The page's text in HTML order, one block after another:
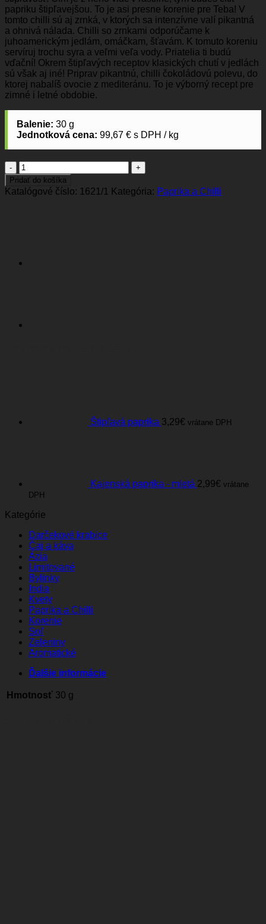
papriku štipľavejšou. To je asi presne korenie pre Teba! V
tomto chilli sú aj zrnká, v ktorých sa intenzívne valí pikantná
a ohnivá nálada. Chilli so zrnkami odporúčame k
juhoamerickým jedlám, omáčkam, šťavám. K tomuto koreniu
servíruj trochu syra a veľmi veľa vody. Priatelia ti budú
vďační! Okrem štipľavých receptov klasických chutí v jedlách
sú však aj iné! Priprav pikantnú, chilli čokoládovú polevu, do
ktorej nabalíš ovocie z mediteránu. To je výborný recept pre
zimné i letné obdobie.
Balenie: 30 g
Jednotková cena: 99,67 € s DPH / kg
množstvo
Chilli
Pridať do košíka
Katalógové číslo: 1621/1 Kategória: Paprika a Chilli
Štipľavá paprika 3,29€ vrátane DPH
Kajenská paprika - mletá 2,99€ vrátane
DPH
Kategórie
Darčekové krabice
Čaj a káva
Ázia
Limitované
Bylinky
India
Kvety
Paprika a Chilli
Korenie
Soľ
Zeleniny
Aromatické
Ďalšie informácie
Hmotnosť 30 g